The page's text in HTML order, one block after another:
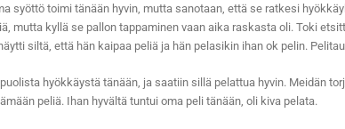
syöttö toimi tänään hyvin, mutta sanotaan, että se ratkesi
mutta kyllä se pallon tappaminen vaan aika raskasta oli. Toki
siltä, että hän kaipaa peliä ja hän pelasikin ihan ok pelin.
hyökkäystä tänään, ja saatiin sillä pelattua hyvin. Meidän
peliä. Ihan hyvältä tuntui oma peli tänään, oli kiva pelata.